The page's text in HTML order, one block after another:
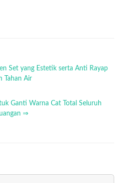
Set yang Estetik serta Anti Rayap
Tahan Air
Ganti Warna Cat Total Seluruh
⇒